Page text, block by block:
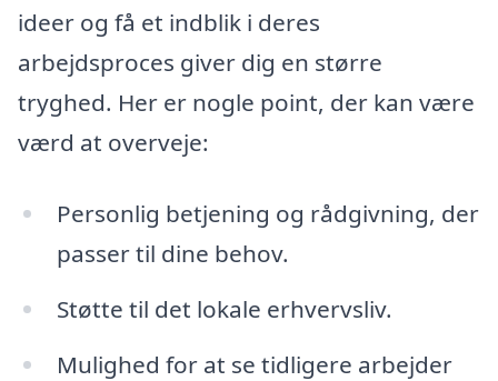
ideer og få et indblik i deres
arbejdsproces giver dig en større
tryghed. Her er nogle point, der kan være
værd at overveje:
Personlig betjening og rådgivning, der
passer til dine behov.
Støtte til det lokale erhvervsliv.
Mulighed for at se tidligere arbejder